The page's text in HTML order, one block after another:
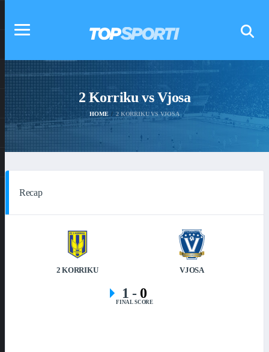
2 Korriku vs Vjosa
HOME 2 KORRIKU VS VJOSA
Recap
2 KORRIKU VJOSA
1- 0
FINAL SCORE